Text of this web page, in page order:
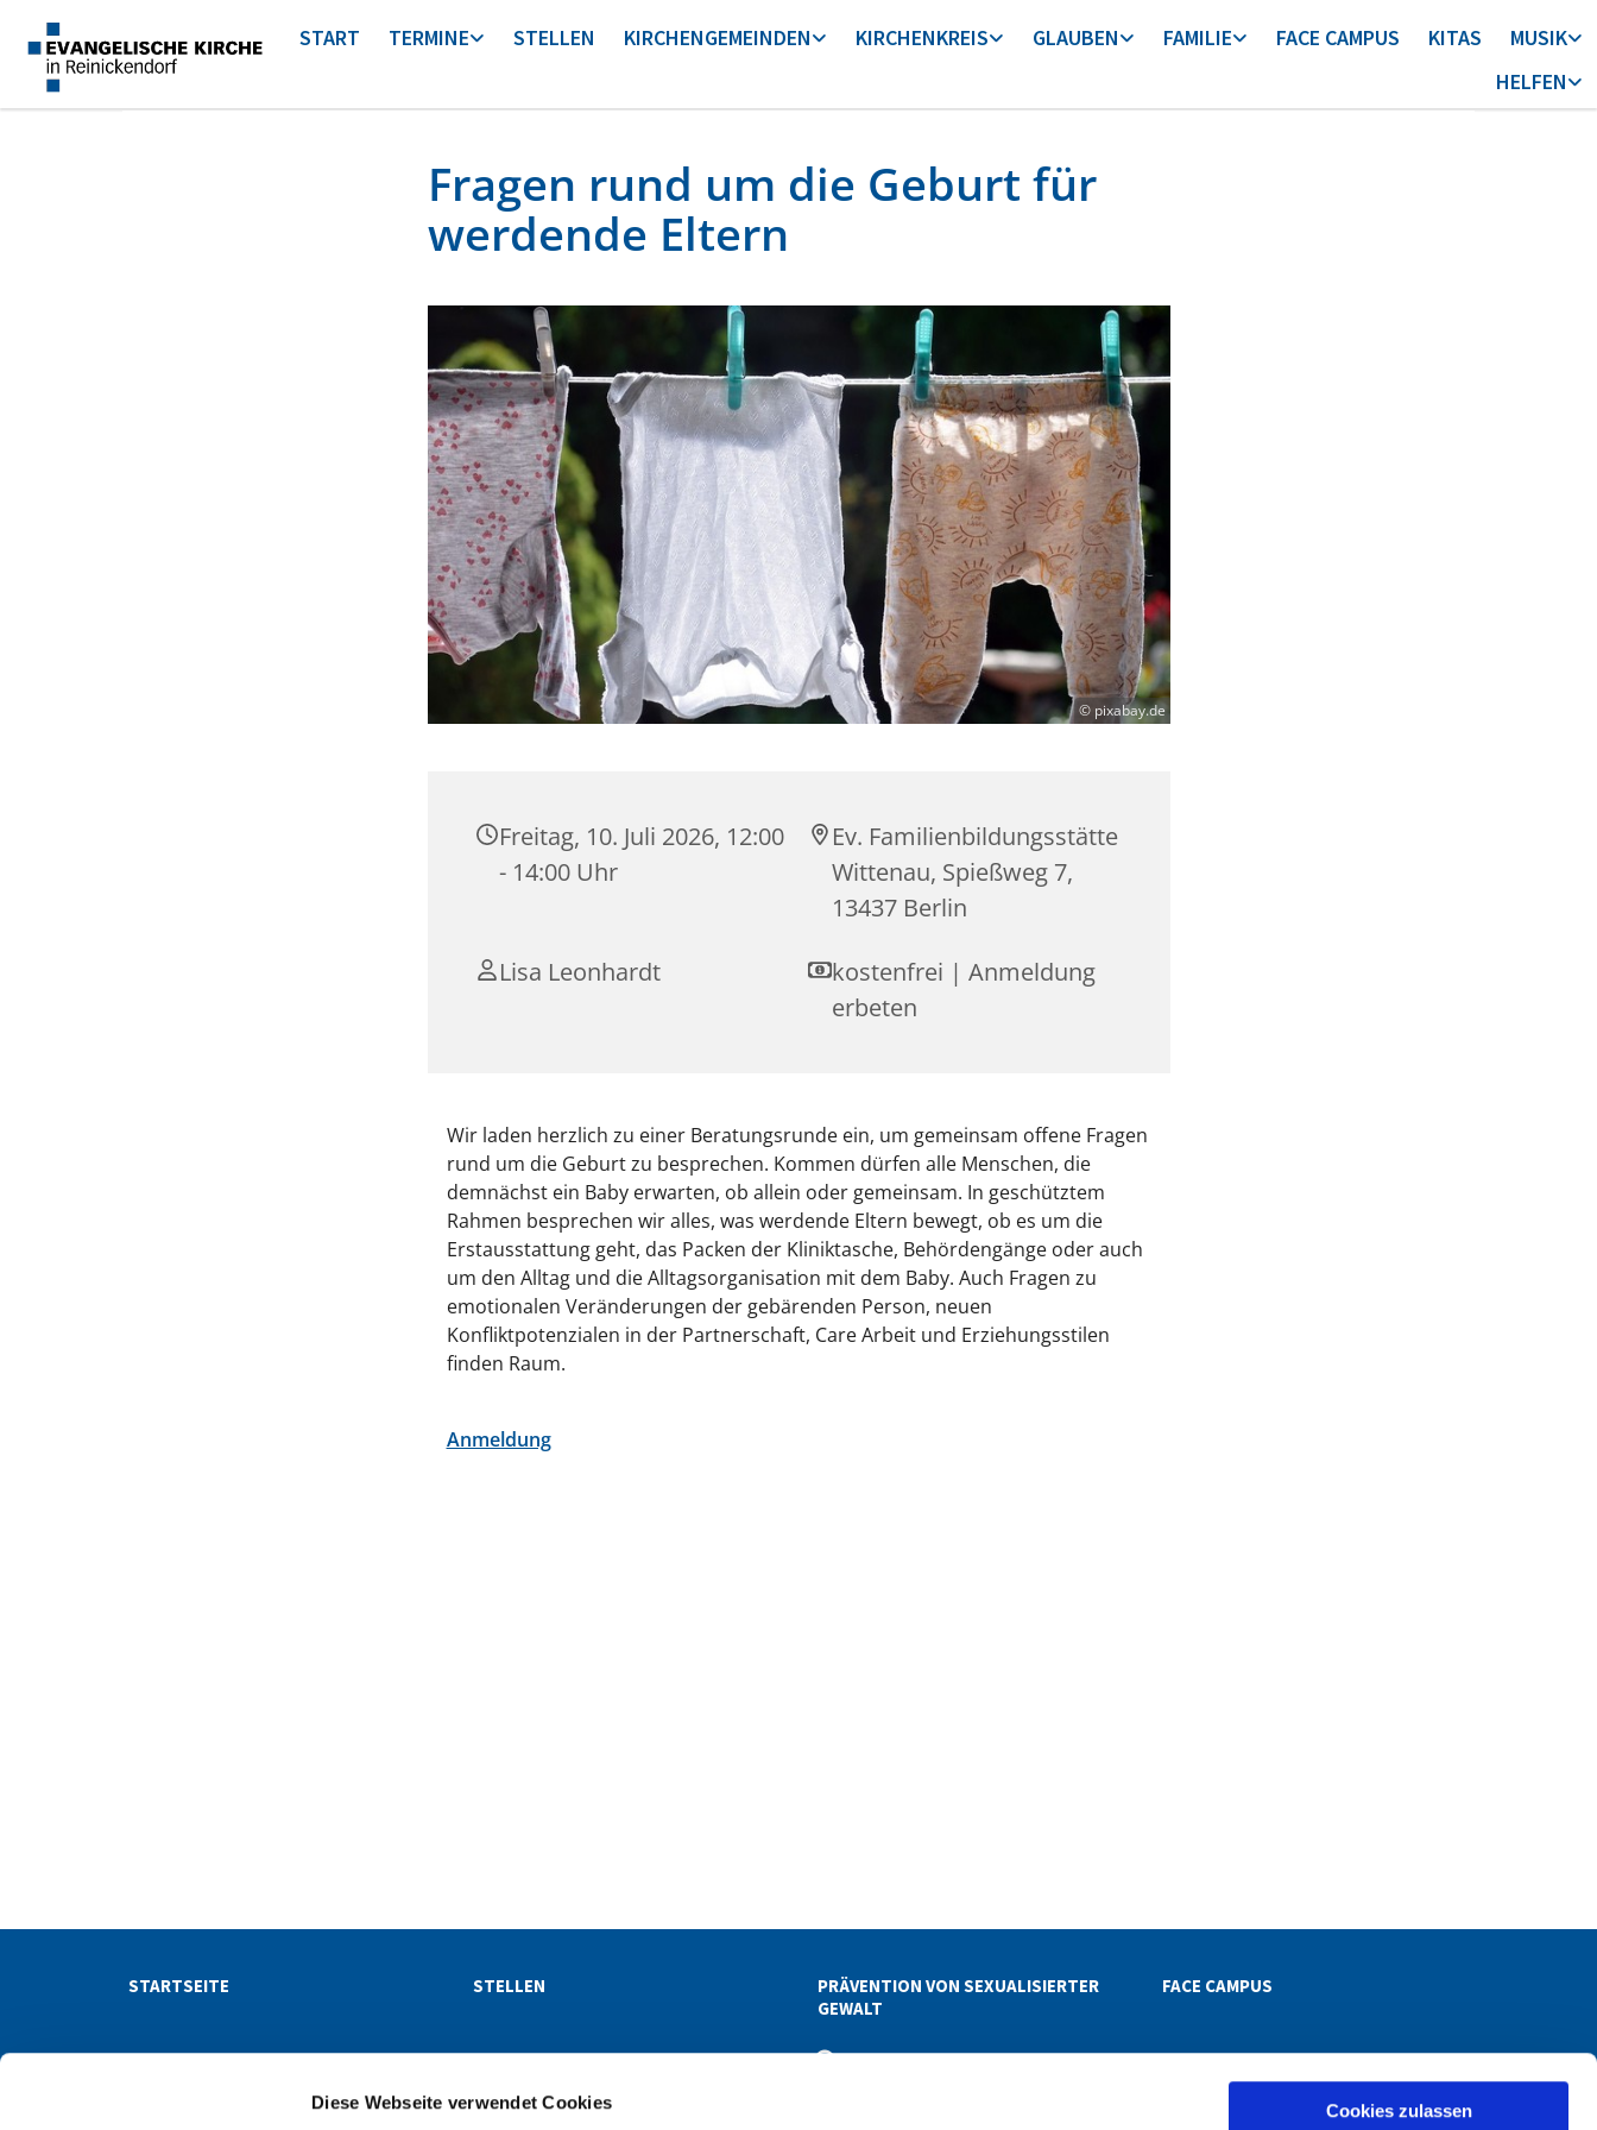
Diese Webseite verwendet Cookies
Cookies zulassen
START TERMINE STELLEN KIRCHENGEMEINDEN KIRCHENKREIS GLAUBEN FAMILIE FACE CAMPUS KITAS
MUSIK
HELFEN
Fragen rund um die Geburt für
werdende Eltern
© pixabay.de
Freitag, 10. Juli 2026, 12:00
- 14:00 Uhr
Ev. Familienbildungsstätte
Wittenau, Spießweg 7,
13437 Berlin
Lisa Leonhardt
kostenfrei | Anmeldung
erbeten
Wir laden herzlich zu einer Beratungsrunde ein, um gemeinsam offene Fragen
rund um die Geburt zu besprechen. Kommen dürfen alle Menschen, die
demnächst ein Baby erwarten, ob allein oder gemeinsam. In geschütztem
Rahmen besprechen wir alles, was werdende Eltern bewegt, ob es um die
Erstausstattung geht, das Packen der Kliniktasche, Behördengänge oder auch
um den Alltag und die Alltagsorganisation mit dem Baby. Auch Fragen zu
emotionalen Veränderungen der gebärenden Person, neuen
Konfliktpotenzialen in der Partnerschaft, Care Arbeit und Erziehungsstilen
finden Raum.
Anmeldung
STARTSEITE STELLEN
PRÄVENTION VON SEXUALISIERTER
GEWALT
FACE CAMPUS